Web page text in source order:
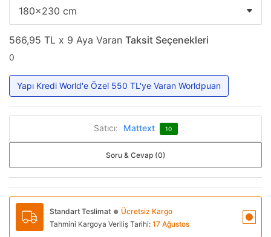
566,95 TL x 9 Aya Varan Taksit Seçenekleri
0
Yapı Kredi World'e Özel 550 TL'ye Varan Worldpuan
Satıcı: Mattext 10
Soru & Cevap (0)
Standart Teslimat ● Ücretsiz Kargo
Tahmini Kargoya Veriliş Tarihi: 17 Ağustos